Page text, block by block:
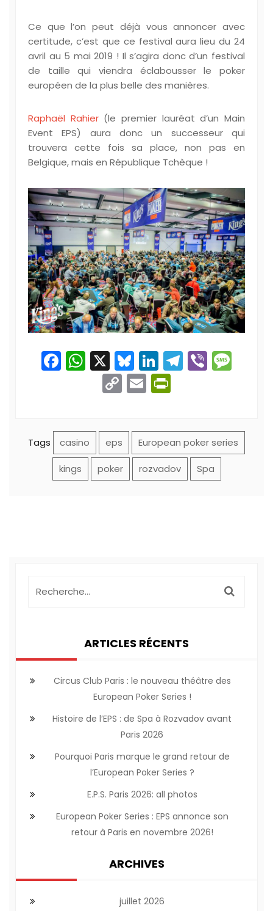
Ce que l’on peut déjà vous annoncer avec
certitude, c’est que ce festival aura lieu du 24
avril au 5 mai 2019 ! Il s’agira donc d’un festival
de taille qui viendra éclabousser le poker
européen de la plus belle des manières.
Raphaël Rahier(le premier lauréat d’un Main
Event EPS) aura donc un successeur qui
trouvera cette fois sa place, non pas en
Belgique, mais en République Tchèque !
Facebook
WhatsApp
X Bluesky
LinkedIn
Telegram
Viber
Copy
Email
Tags casino eps European poker series
kings poker rozvadov Spa
ARTICLES RÉCENTS
Circus Club Paris : le nouveau théâtre des
European Poker Series !
Histoire de l’EPS : de Spa à Rozvadov avant
Paris 2026
Pourquoi Paris marque le grand retour de
l’European Poker Series ?
E.P.S. Paris 2026: all photos
European Poker Series : EPS annonce son
retour à Paris en novembre 2026!
ARCHIVES
juillet 2026